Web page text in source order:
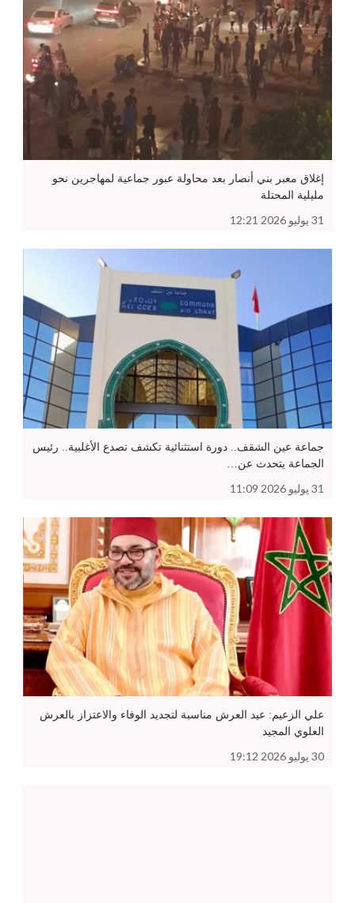
إغلاق معبر بني أنصار بعد محاولة عبور جماعية لمهاجرين نحو
مليلية المحتلة
31 يوليو 2026 12:21
جماعة عين الشقف.. دورة استثنائية تكشف تصدع الأغلبية.. رئيس
الجماعة يتحدث عن…
31 يوليو 2026 11:09
علي الزعيم: عيد العرش مناسبة لتجديد الوفاء والاعتزاز بالعرش
العلوي المجيد
30 يوليو 2026 19:12